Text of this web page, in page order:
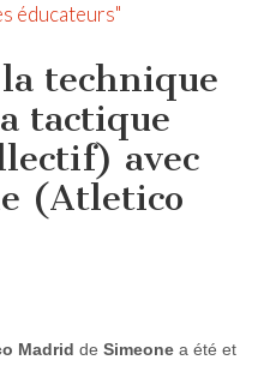
éducateurs"
technique
tactique
avec
(Atletico
Madrid de Simeone a été et